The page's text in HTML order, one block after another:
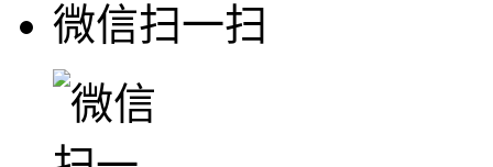
微信扫一扫